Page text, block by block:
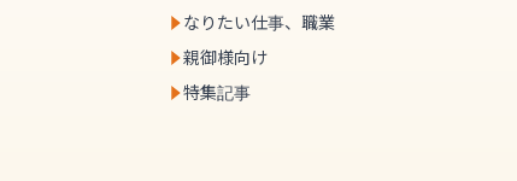
なりたい仕事、職業
親御様向け
特集記事